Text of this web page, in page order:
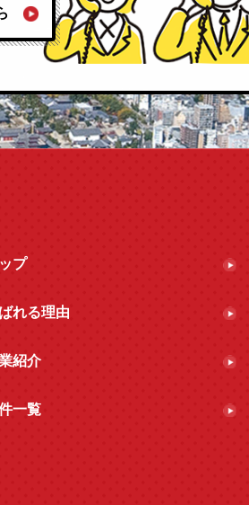
プ
れる理由
紹介
一覧